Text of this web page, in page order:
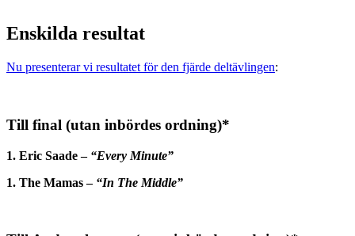
Enskilda resultat
Nu presenterar vi resultatet för den fjärde deltävlingen:
Till final (utan inbördes ordning)*
1. Eric Saade – “Every Minute”
1. The Mamas – “In The Middle”